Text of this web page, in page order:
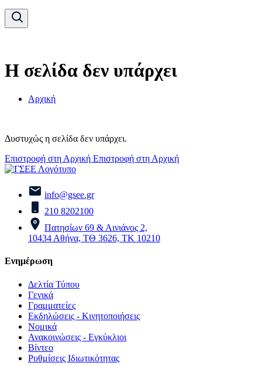
Η σελίδα δεν υπάρχει
Αρχική
Δυστυχώς η σελίδα δεν υπάρχει.
Επιστροφή στη Αρχική Επιστροφή στη Αρχική
info@gsee.gr
210 8202100
Πατησίων 69 & Αινιάνος 2,
10434 Αθήνα, ΤΘ 3626, ΤΚ 10210
Ενημέρωση
Δελτία Τύπου
Γενικά
Γραμματείες
Εκδηλώσεις - Κινητοποιήσεις
Νομικά
Ανακοινώσεις - Εγκύκλιοι
Βίντεο
Ρυθμίσεις Ιδιωτικότητας